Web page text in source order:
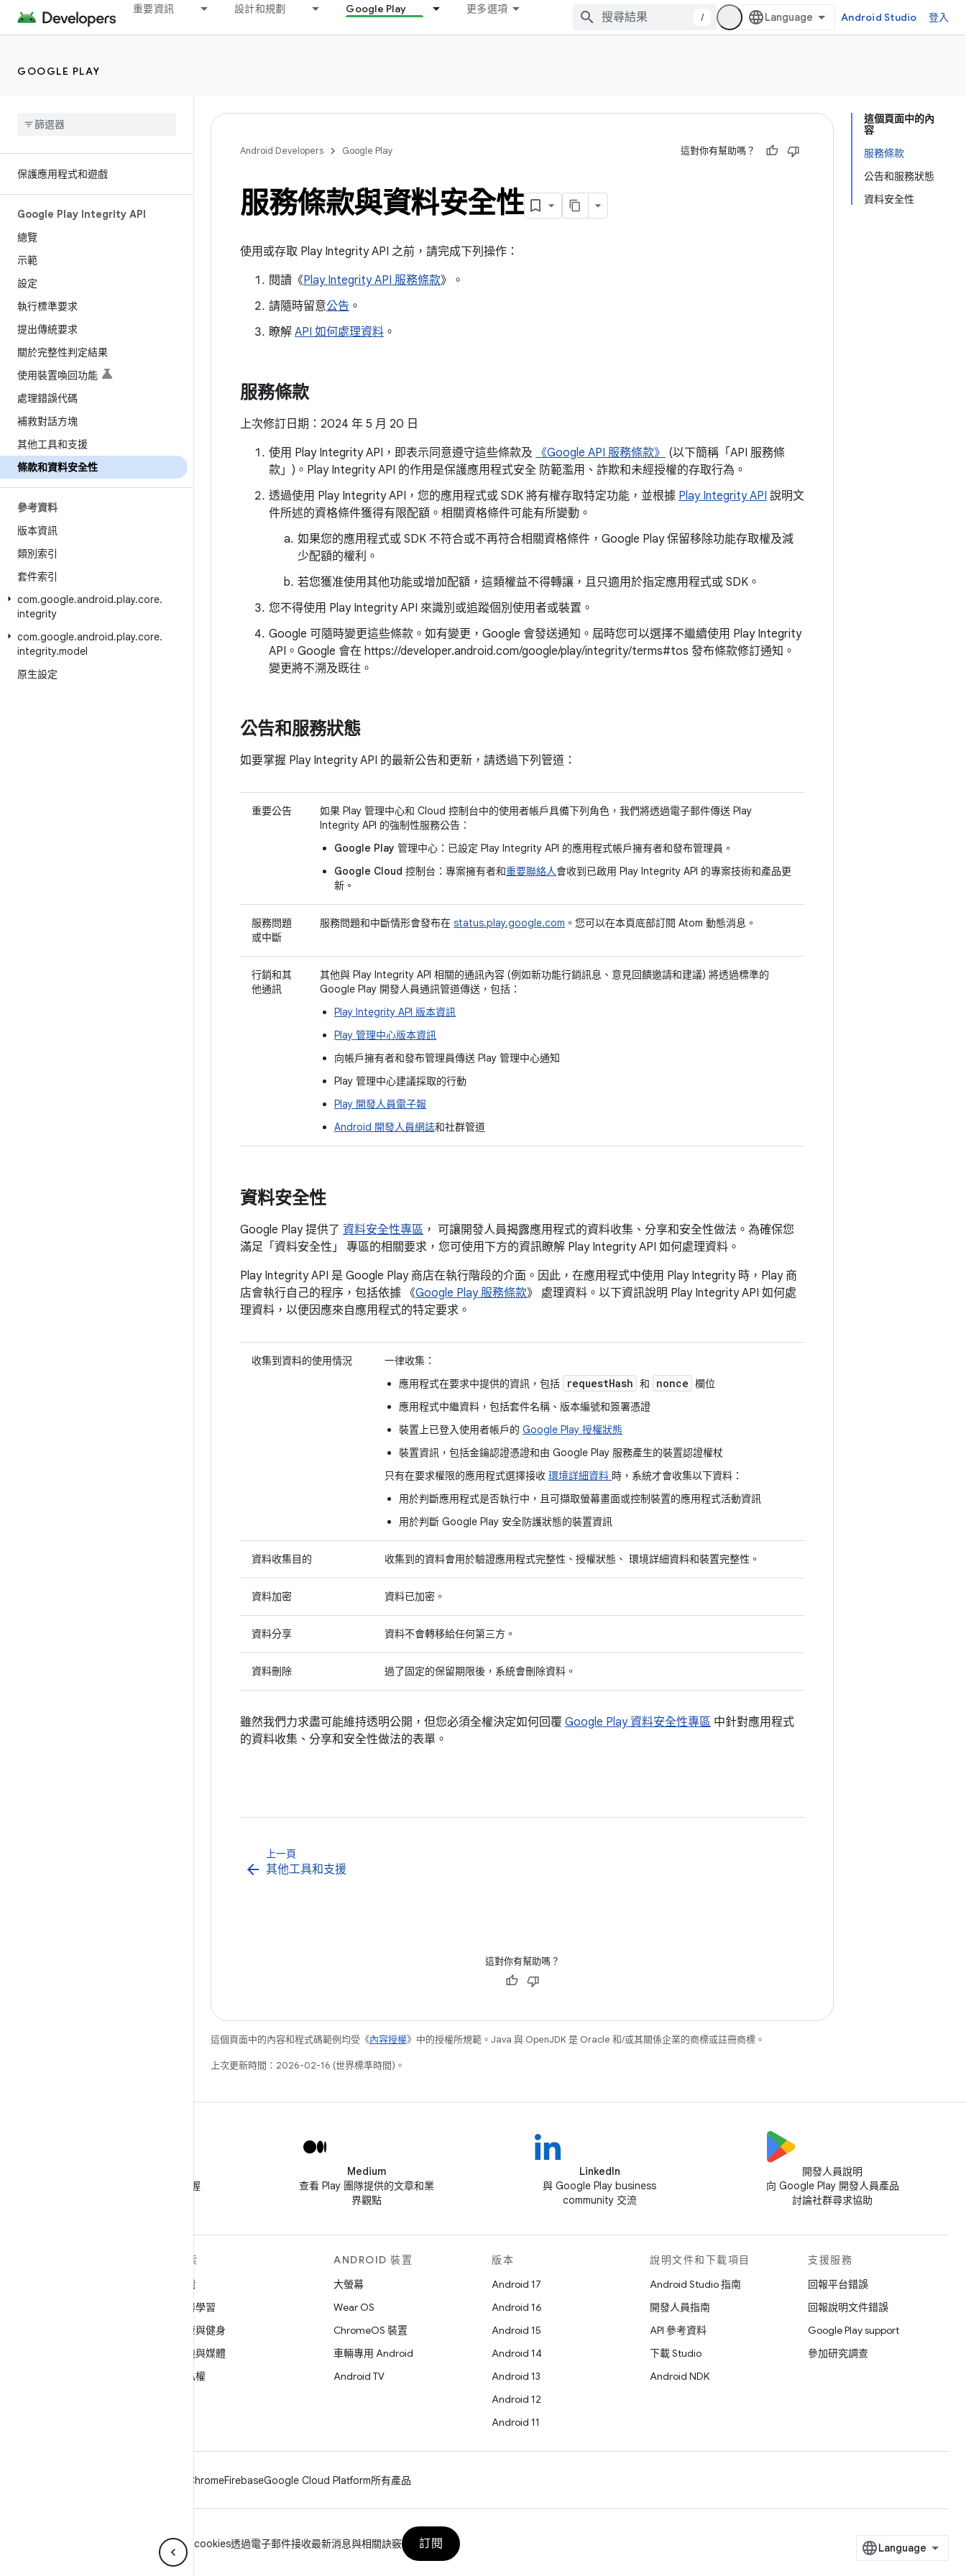
重要資訊 設計和規劃 Google Play 更多選項
/ Android Studio 登入
GOOGLE PLAY
保護應用程式和遊戲
Google Play Integrity API
總覽
示範
設定
執行標準要求
提出傳統要求
關於完整性判定結果
使用裝置喚回功能
處理錯誤代碼
補救對話方塊
其他工具和支援
條款和資料安全性
參考資料
版本資訊
類別索引
套件索引
com.google.android.play.core.
integrity
com.google.android.play.core.
integrity.model
原生設定
這個頁面中的內
容
服務條款
公告和服務狀態
資料安全性
Android Developers Google Play 這對你有幫助嗎？
服務條款與資料安全性
使用或存取 Play Integrity API 之前，請完成下列操作：
閱讀《Play Integrity API 服務條款》。
請隨時留意公告 。
瞭解 API 如何處理資料 。
服務條款
上次修訂日期：2024 年 5 月 20 日
使用 Play Integrity API，即表示同意遵守這些條款及 《Google API 服務條款》
(以下簡稱「API 服務條
款」)。Play Integrity API 的作用是保護應用程式安全 防範濫用、詐欺和未經授權的存取行為。
透過使用 Play Integrity API，您的應用程式或 SDK 將有權存取特定功能，並根據 Play Integrity API 說明文
件所述的資格條件獲得有限配額。相關資格條件可能有所變動。
如果您的應用程式或 SDK 不符合或不再符合相關資格條件，Google Play 保留移除功能存取權及減
少配額的權利。
若您獲准使用其他功能或增加配額，這類權益不得轉讓，且只適用於指定應用程式或 SDK。
您不得使用 Play Integrity API 來識別或追蹤個別使用者或裝置。
Google 可隨時變更這些條款。如有變更，Google 會發送通知。屆時您可以選擇不繼續使用 Play Integrity
API。Google 會在 https://developer.android.com/google/play/integrity/terms#tos 發布條款修訂通知。
變更將不溯及既往。
公告和服務狀態
如要掌握 Play Integrity API 的最新公告和更新，請透過下列管道：
重要公告
如果 Play 管理中心和 Cloud 控制台中的使用者帳戶具備下列角色，我們將透過電子郵件傳送 Play
Integrity API 的強制性服務公告：
Google Play 管理中心 ：已設定 Play Integrity API 的應用程式帳戶擁有者和發布管理員。
Google Cloud 控制台 ：專案擁有者和重要聯絡人會收到已啟用 Play Integrity API 的專案技術和產品更
新。
服務問題
或中斷
服務問題和中斷情形會發布在 status.play.google.com 。您可以在本頁底部訂閱 Atom 動態消息。
行銷和其
他通訊
其他與 Play Integrity API 相關的通訊內容 (例如新功能行銷訊息、意見回饋邀請和建議) 將透過標準的
Google Play 開發人員通訊管道傳送，包括：
Play Integrity API 版本資訊
Play 管理中心版本資訊
向帳戶擁有者和發布管理員傳送 Play 管理中心通知
Play 管理中心建議採取的行動
Play 開發人員電子報
Android 開發人員網誌和社群管道
資料安全性
Google Play 提供了 資料安全性專區 ， 可讓開發人員揭露應用程式的資料收集、分享和安全性做法。為確保您
滿足「資料安全性」 專區的相關要求，您可使用下方的資訊瞭解 Play Integrity API 如何處理資料。
Play Integrity API 是 Google Play 商店在執行階段的介面。因此，在應用程式中使用 Play Integrity 時，Play 商
店會執行自己的程序，包括依據 《Google Play 服務條款》 處理資料。以下資訊說明 Play Integrity API 如何處
理資料，以便因應來自應用程式的特定要求。
收集到資料的使用情況
一律收集：
應用程式在要求中提供的資訊，包括
requestHash 和 nonce 欄位
應用程式中繼資料，包括套件名稱、版本編號和簽署憑證
裝置上已登入使用者帳戶的 Google Play 授權狀態
裝置資訊，包括金鑰認證憑證和由 Google Play 服務產生的裝置認證權杖
只有在要求權限的應用程式選擇接收 環境詳細資料 時，系統才會收集以下資料：
用於判斷應用程式是否執行中，且可擷取螢幕畫面或控制裝置的應用程式活動資訊
用於判斷 Google Play 安全防護狀態的裝置資訊
資料收集目的 收集到的資料會用於驗證應用程式完整性、授權狀態、 環境詳細資料和裝置完整性。
資料加密 資料已加密。
資料分享 資料不會轉移給任何第三方。
資料刪除 過了固定的保留期限後，系統會刪除資料。
雖然我們力求盡可能維持透明公開，但您必須全權決定如何回覆 Google Play 資料安全性專區 中針對應用程式
的資料收集、分享和安全性做法的表單。
上一頁
arrow_back 其他工具和支援
這對你有幫助嗎？
這個頁面中的內容和程式碼範例均受《內容授權》中的授權所規範。Java 與 OpenJDK 是 Oracle 和/或其關係企業的商標或註冊商標。
上次更新時間：2026-02-16 (世界標準時間)。
追蹤 @GooglePlayBiz 以掌握
Medium
查看 Play 團隊提供的文章和業
界觀點
LinkedIn
與 Google Play business
community 交流
開發人員說明
向 Google Play 開發人員產品
討論社群尋求協助
探索
遊戲
機器學習
健康與健身
相機與媒體
隱私權
ANDROID 裝置
大螢幕
Wear OS
ChromeOS 裝置
車輛專用 Android
Android TV
版本
Android 17
Android 16
Android 15
Android 14
Android 13
Android 12
Android 11
說明文件和下載項目
Android Studio 指南
開發人員指南
API 參考資料
下載 Studio
Android NDK
支援服務
回報平台錯誤
回報說明文件錯誤
Google Play support
參加研究調查
ChromeFirebaseGoogle Cloud Platform所有產品
Manage cookies透過電子郵件接收最新消息與相關訣竅 訂閱